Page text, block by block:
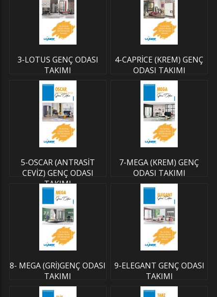
3-LOTUS GENÇ ODASI
TAKIMI
4-CAPRİCE (KREM) GENÇ
ODASI TAKIMI
5-OSCAR (ANTRASİT
CEVİZ) GENÇ ODASI
TAKIMI
7-MEGA (KREM) GENÇ
ODASI TAKIMI
8- MEGA (GRİ)GENÇ ODASI
TAKIMI
9-ELEGANT GENÇ ODASI
TAKIMI